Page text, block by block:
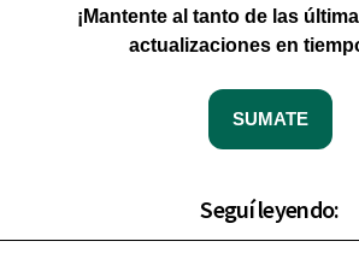
¡Mantente al tanto de las
actualizaciones en
SUMATE
Seguí leyendo: